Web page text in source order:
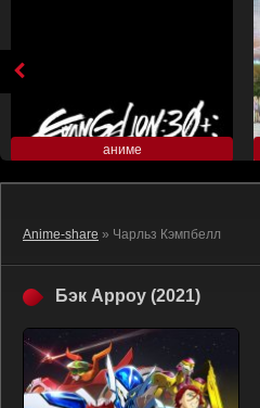
аниме
Anime-share » Чарльз Кэмпбелл
Бэк Арроу (2021)